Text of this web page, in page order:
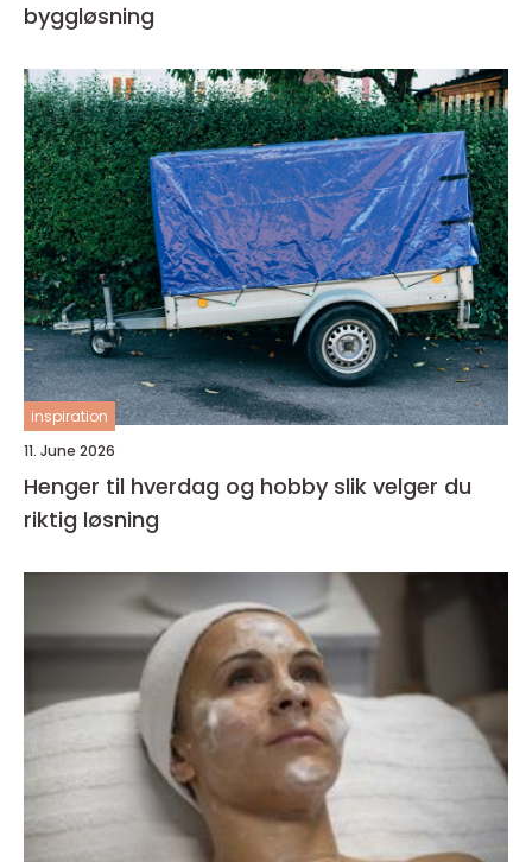
byggløsning
inspiration
11. June 2026
Henger til hverdag og hobby slik velger du
riktig løsning